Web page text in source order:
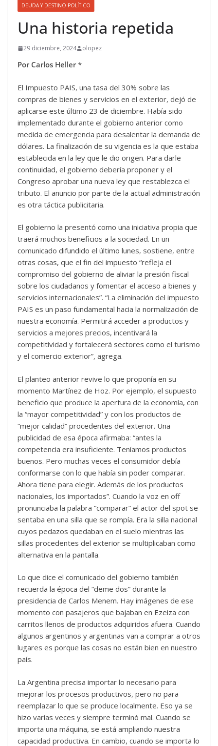
DEUDA Y DESTINO POLÍTICO
Una historia repetida
29 diciembre, 2024 olopez
Por Carlos Heller*
El Impuesto PAIS, una tasa del 30% sobre las
compras de bienes y servicios en el exterior, dejó de
aplicarse este último 23 de diciembre. Había sido
implementado durante el gobierno anterior como
medida de emergencia para desalentar la demanda de
dólares. La finalización de su vigencia es la que estaba
establecida en la ley que le dio origen. Para darle
continuidad, el gobierno debería proponer y el
Congreso aprobar una nueva ley que restablezca el
tributo. El anuncio por parte de la actual administración
es otra táctica publicitaria.
El gobierno la presentó como una iniciativa propia que
traerá muchos beneficios a la sociedad. En un
comunicado difundido el último lunes, sostiene, entre
otras cosas, que el fin del impuesto “refleja el
compromiso del gobierno de aliviar la presión fiscal
sobre los ciudadanos y fomentar el acceso a bienes y
servicios internacionales”. “La eliminación del impuesto
PAIS es un paso fundamental hacia la normalización de
nuestra economía. Permitirá acceder a productos y
servicios a mejores precios, incentivará la
competitividad y fortalecerá sectores como el turismo
y el comercio exterior”, agrega.
El planteo anterior revive lo que proponía en su
momento Martínez de Hoz. Por ejemplo, el supuesto
beneficio que produce la apertura de la economía, con
la “mayor competitividad” y con los productos de
“mejor calidad” procedentes del exterior. Una
publicidad de esa época afirmaba: “antes la
competencia era insuficiente. Teníamos productos
buenos. Pero muchas veces el consumidor debía
conformarse con lo que había sin poder comparar.
Ahora tiene para elegir. Además de los productos
nacionales, los importados”. Cuando la voz en off
pronunciaba la palabra “comparar” el actor del spot se
sentaba en una silla que se rompía. Era la silla nacional
cuyos pedazos quedaban en el suelo mientras las
sillas procedentes del exterior se multiplicaban como
alternativa en la pantalla.
Lo que dice el comunicado del gobierno también
recuerda la época del “deme dos” durante la
presidencia de Carlos Menem. Hay imágenes de ese
momento con pasajeros que bajaban en Ezeiza con
carritos llenos de productos adquiridos afuera. Cuando
algunos argentinos y argentinas van a comprar a otros
lugares es porque las cosas no están bien en nuestro
país.
La Argentina precisa importar lo necesario para
mejorar los procesos productivos, pero no para
reemplazar lo que se produce localmente. Eso ya se
hizo varias veces y siempre terminó mal. Cuando se
importa una máquina, se está ampliando nuestra
capacidad productiva. En cambio, cuando se importa lo